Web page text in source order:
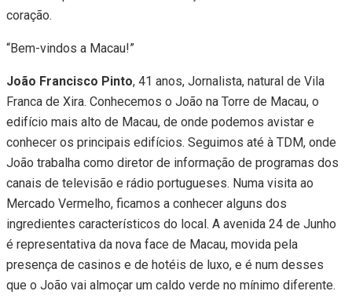
coração.
“Bem-vindos a Macau!”
João Francisco Pinto, 41 anos, Jornalista, natural de Vila
Franca de Xira. Conhecemos o João na Torre de Macau, o
edifício mais alto de Macau, de onde podemos avistar e
conhecer os principais edifícios. Seguimos até à TDM, onde
João trabalha como diretor de informação de programas dos
canais de televisão e rádio portugueses. Numa visita ao
Mercado Vermelho, ficamos a conhecer alguns dos
ingredientes característicos do local. A avenida 24 de Junho
é representativa da nova face de Macau, movida pela
presença de casinos e de hotéis de luxo, e é num desses
que o João vai almoçar um caldo verde no mínimo diferente.